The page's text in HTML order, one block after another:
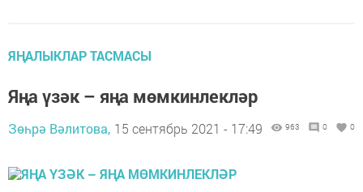
ЯҢАЛЫКЛАР ТАСМАСЫ
Яңа үзәк – яңа мөмкинлекләр
Зөһрә Вәлитова, 15 сентябрь 2021 - 17:49 963 0 0